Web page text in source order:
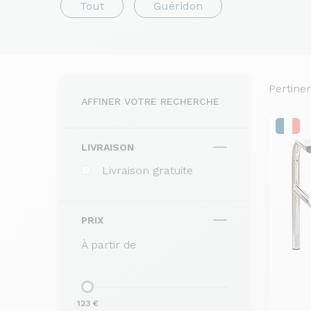
Tout Guéridon
AFFINER VOTRE RECHERCHE
LIVRAISON
Livraison gratuite
PRIX
À partir de
123 €